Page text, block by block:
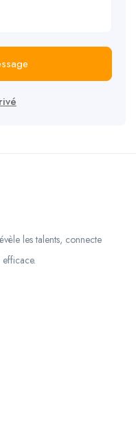
les talents, connecte